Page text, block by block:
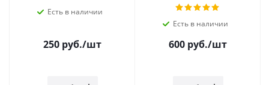
Есть в наличии
250 руб./шт
Есть в наличии
600 руб./шт